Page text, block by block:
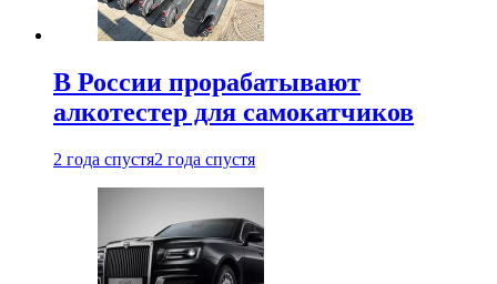
В России прорабатывают
алкотестер для самокатчиков
2 года спустя2 года спустя